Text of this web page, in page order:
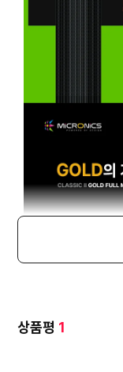
상품평 1